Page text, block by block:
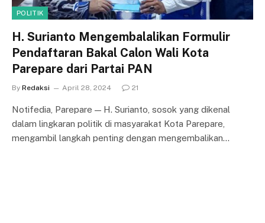
POLITIK
H. Surianto Mengembalalikan Formulir
Pendaftaran Bakal Calon Wali Kota
Parepare dari Partai PAN
By Redaksi April 28, 2024 21
Notifedia, Parepare — H. Surianto, sosok yang dikenal
dalam lingkaran politik di masyarakat Kota Parepare,
mengambil langkah penting dengan mengembalikan…